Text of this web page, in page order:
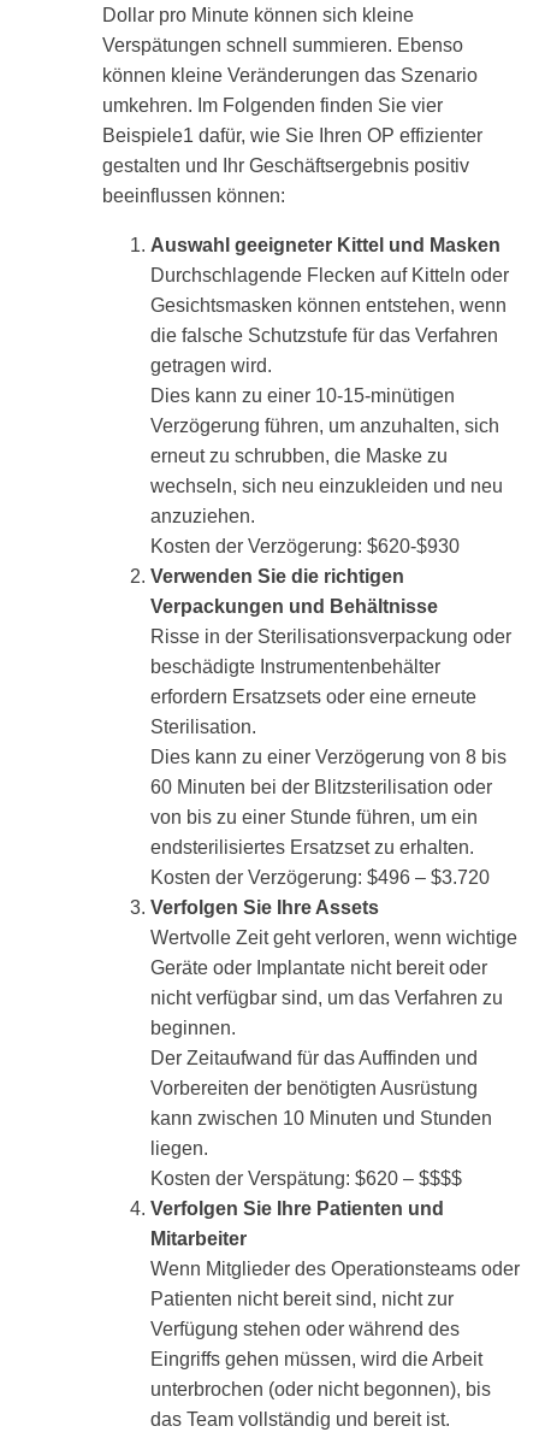
Dollar pro Minute können sich kleine
Verspätungen schnell summieren. Ebenso
können kleine Veränderungen das Szenario
umkehren. Im Folgenden finden Sie vier
Beispiele1 dafür, wie Sie Ihren OP effizienter
gestalten und Ihr Geschäftsergebnis positiv
beeinflussen können:
Auswahl geeigneter Kittel und Masken
Durchschlagende Flecken auf Kitteln oder
Gesichtsmasken können entstehen, wenn
die falsche Schutzstufe für das Verfahren
getragen wird.
Dies kann zu einer 10-15-minütigen
Verzögerung führen, um anzuhalten, sich
erneut zu schrubben, die Maske zu
wechseln, sich neu einzukleiden und neu
anzuziehen.
Kosten der Verzögerung: $620-$930
Verwenden Sie die richtigen
Verpackungen und Behältnisse
Risse in der Sterilisationsverpackung oder
beschädigte Instrumentenbehälter
erfordern Ersatzsets oder eine erneute
Sterilisation.
Dies kann zu einer Verzögerung von 8 bis
60 Minuten bei der Blitzsterilisation oder
von bis zu einer Stunde führen, um ein
endsterilisiertes Ersatzset zu erhalten.
Kosten der Verzögerung: $496 – $3.720
Verfolgen Sie Ihre Assets
Wertvolle Zeit geht verloren, wenn wichtige
Geräte oder Implantate nicht bereit oder
nicht verfügbar sind, um das Verfahren zu
beginnen.
Der Zeitaufwand für das Auffinden und
Vorbereiten der benötigten Ausrüstung
kann zwischen 10 Minuten und Stunden
liegen.
Kosten der Verspätung: $620 – $$$$
Verfolgen Sie Ihre Patienten und
Mitarbeiter
Wenn Mitglieder des Operationsteams oder
Patienten nicht bereit sind, nicht zur
Verfügung stehen oder während des
Eingriffs gehen müssen, wird die Arbeit
unterbrochen (oder nicht begonnen), bis
das Team vollständig und bereit ist.